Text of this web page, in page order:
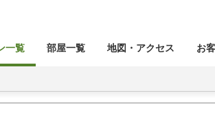
一覧 部屋一覧 地図・アクセス お